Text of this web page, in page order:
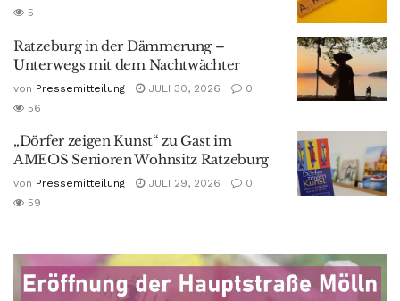
5
Ratzeburg in der Dämmerung –
Unterwegs mit dem Nachtwächter
von Pressemitteilung JULI 30, 2026
0
56
„Dörfer zeigen Kunst“ zu Gast im
AMEOS Senioren Wohnsitz Ratzeburg
von Pressemitteilung JULI 29, 2026
0
59